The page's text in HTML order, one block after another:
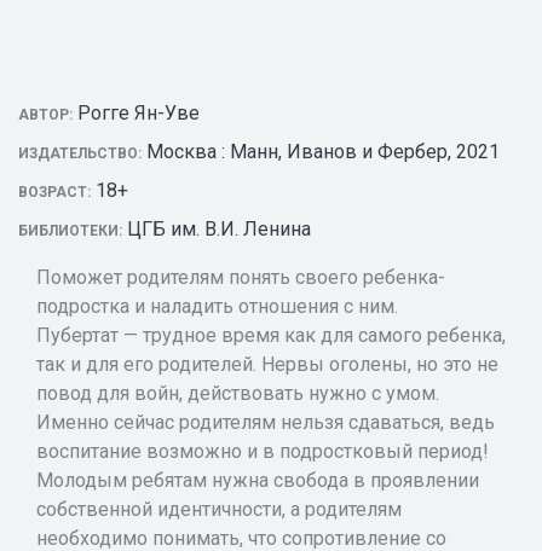
АВТОР: Рогге Ян-Уве
ИЗДАТЕЛЬСТВО: Москва : Манн, Иванов и Фербер, 2021
ВОЗРАСТ: 18+
БИБЛИОТЕКИ: ЦГБ им. В.И. Ленина
Поможет родителям понять своего ребенка-
подростка и наладить отношения с ним.
Пубертат — трудное время как для самого ребенка,
так и для его родителей. Нервы оголены, но это не
повод для войн, действовать нужно с умом.
Именно сейчас родителям нельзя сдаваться, ведь
воспитание возможно и в подростковый период!
Молодым ребятам нужна свобода в проявлении
собственной идентичности, а родителям
необходимо понимать, что сопротивление со